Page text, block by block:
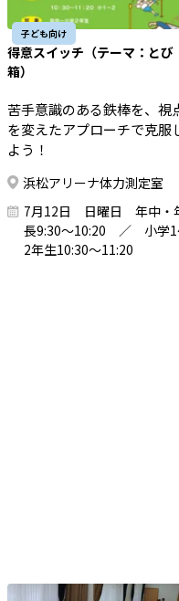
子ども向け
得意スイッチ（テーマ：とび
箱）
苦手意識のある鉄棒を、視
を変えたアプローチで克服
よう！
浜松アリーナ体力測定室
7月12日 日曜日 年中・
長9:30～10:20 ／ 小学1
2年生10:30～11:20